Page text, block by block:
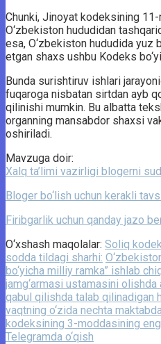
Chunki, Jinoyat kodeksining 11-
O‘zbekiston hududidan
esa, O‘zbekiston hududida yuz
etgan shaxs ushbu Kodeks
Bunda surishtiruv ishlari
fuqaroga nisbatan sirtdan ayb
qilinishi mumkin. Bu albatta
organning mansabdor shaxsi
oshiriladi.
Mavzuga doir:
Xalq ta’limi vazirligi blogerni
Bloger bo‘lish uchun kerakli
Firibgarlik uchun qanday jazo
O‘xshash maqolalar: Soliq
sodda tildagi sharhi:
bo‘yicha milliy ramka” ishlab
jamg‘armasi ustamasini
qabul qilishda talab qilinadigan
vaqtning o‘zida nechta
kodeksining 3-moddasining
Telegramda o‘qish